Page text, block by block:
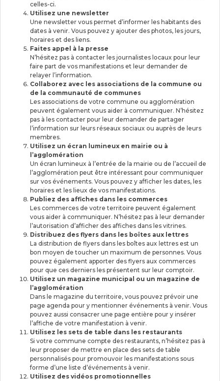
celles-ci.
Utilisez une newsletter
Une newsletter vous permet d’informer les habitants des
dates à venir. Vous pouvez y ajouter des photos, les jours,
horaires et des liens.
Faites appel à la presse
N’hésitez pas à contacter les journalistes locaux pour leur
faire part de vos manifestations et leur demander de
relayer l’information.
Collaborez avec les associations de la commune ou
de la communauté de communes
Les associations de votre commune ou agglomération
peuvent également vous aider à communiquer. N’hésitez
pas à les contacter pour leur demander de partager
l’information sur leurs réseaux sociaux ou auprès de leurs
membres.
Utilisez un écran lumineux en mairie ou à
l’agglomération
Un écran lumineux à l’entrée de la mairie ou de l’accueil de
l’agglomération peut être intéressant pour communiquer
sur vos événements. Vous pouvez y afficher les dates, les
horaires et les lieux de vos manifestations.
Publiez des affiches dans les commerces
Les commerces de votre territoire peuvent également
vous aider à communiquer. N’hésitez pas à leur demander
l’autorisation d’afficher des affiches dans les vitrines.
Distribuez des flyers dans les boîtes aux lettres
La distribution de flyers dans les boîtes aux lettres est un
bon moyen de toucher un maximum de personnes. Vous
pouvez également apporter des flyers aux commerces
pour que ces derniers les présentent sur leur comptoir.
Utilisez un magazine municipal ou un magazine de
l’agglomération
Dans le magazine du territoire, vous pouvez prévoir une
page agenda pour y mentionner événements à venir. Vous
pouvez aussi consacrer une page entière pour y insérer
l’affiche de votre manifestation à venir.
Utilisez les sets de table dans les restaurants
Si votre commune compte des restaurants, n’hésitez pas à
leur proposer de mettre en place des sets de table
personnalisés pour promouvoir les manifestations sous
forme d’une liste d’événements à venir.
Utilisez des vidéos promotionnelles